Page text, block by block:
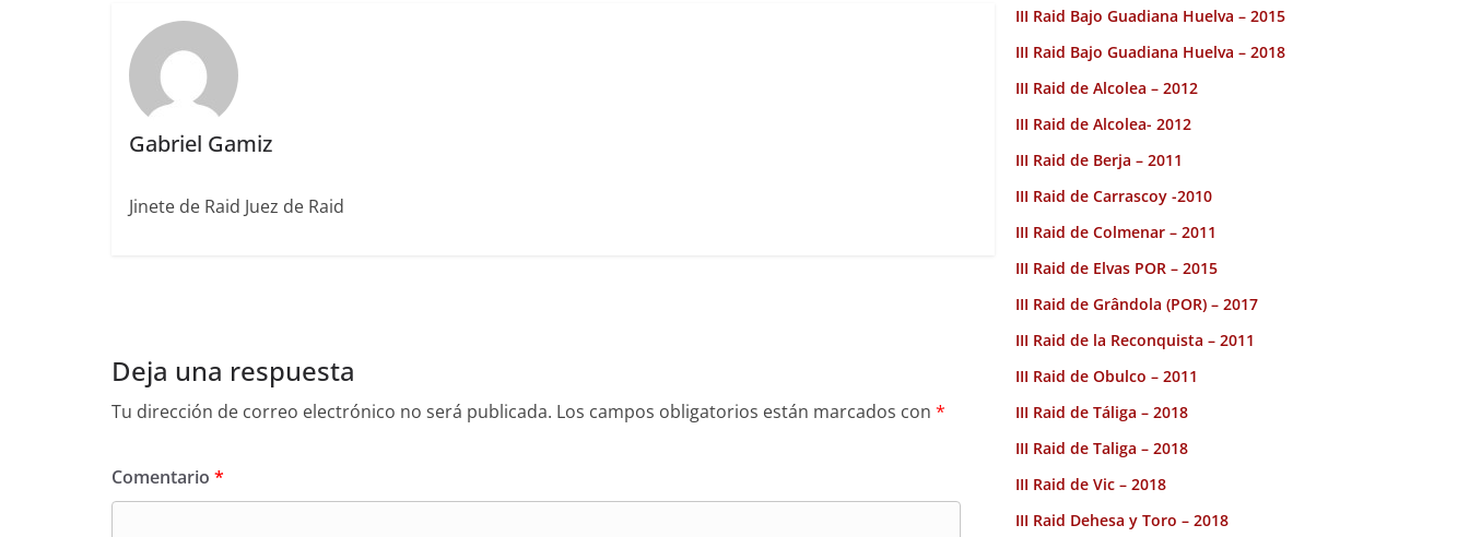
o
k
Gabriel Gamiz
Jinete de Raid Juez de Raid
Deja una respuesta
Tu dirección de correo electrónico no será publicada. Los campos obligatorios están marcados con *
Comentario *
III Raid Bajo Guadiana Huelva – 2015
III Raid Bajo Guadiana Huelva – 2018
III Raid de Alcolea – 2012
III Raid de Alcolea- 2012
III Raid de Berja – 2011
III Raid de Carrascoy -2010
III Raid de Colmenar – 2011
III Raid de Elvas POR – 2015
III Raid de Grândola (POR) – 2017
III Raid de la Reconquista – 2011
III Raid de Obulco – 2011
III Raid de Táliga – 2018
III Raid de Taliga – 2018
III Raid de Vic – 2018
III Raid Dehesa y Toro – 2018